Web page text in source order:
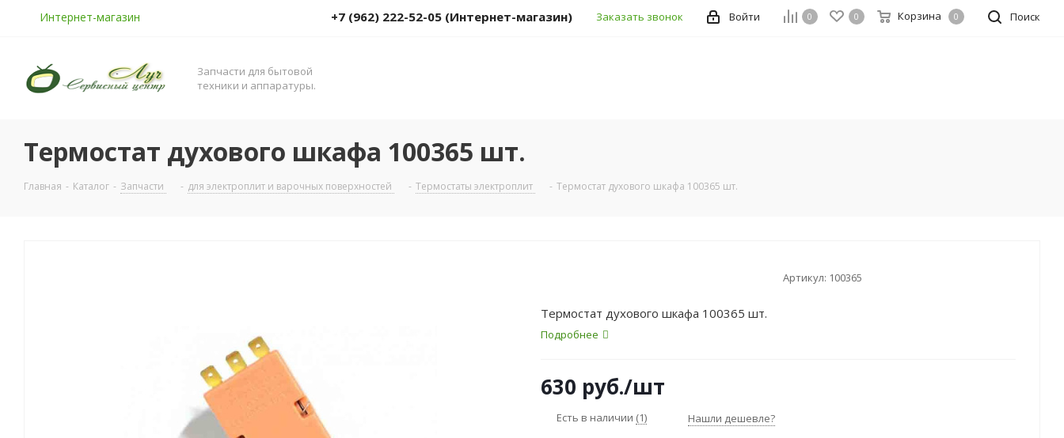
Интернет-магазин Поиск
0 0 Корзина 0
Войти
+7 (962) 222-52-05 (Интернет-магазин) Заказать звонок
Запчасти для бытовой
техники и аппаратуры.
Термостат духового шкафа 100365 шт.
Главная - Каталог - Запчасти - для электроплит и варочных поверхностей - Термостаты электроплит - Термостат духового шкафа 100365 шт.
Артикул: 100365
Термостат духового шкафа 100365 шт.
Подробнее
630 руб./шт
Есть в наличии (1) Нашли дешевле?